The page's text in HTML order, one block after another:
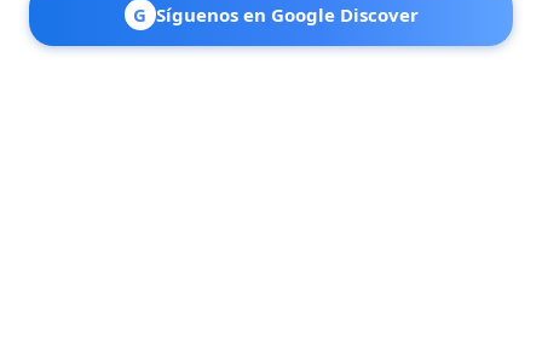
G Síguenos en Google Discover